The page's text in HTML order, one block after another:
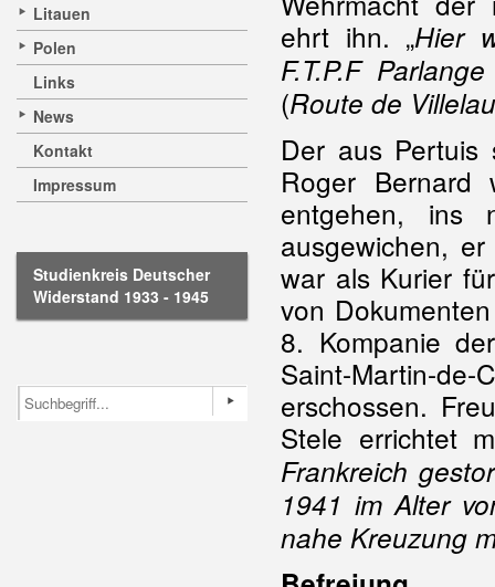
Litauen
Polen
Links
News
Kontakt
Impressum
Studienkreis Deutscher
Widerstand 1933 - 1945
ehrt ihn. „Hier
F.T.P.F
(Route de
Der aus Pertuis
Roger Bernard
entgehen,
ausgewichen,
war als Kurier
von
8. Kompanie
Saint-Martin-
erschossen.
Stele errichtet
Frankreich
1941 im Alter
nahe Kreuzung